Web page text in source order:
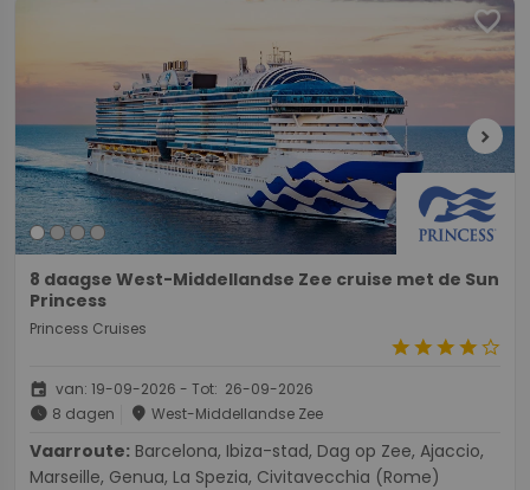
favorite
chevron_right
8 daagse West-Middellandse Zee cruise met de Sun
Princess
Princess Cruises
starstarstarstarstar_border
event van: 19-09-2026 - Tot: 26-09-2026
schedule 8 dagen place West-Middellandse Zee
Vaarroute:
Marseille, Genua, La Spezia, Civitavecchia (Rome)